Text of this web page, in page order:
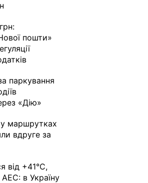
пошти»
паркування
«Дію»
у маршрутках
вдруге за
від +41°C,
в Україну